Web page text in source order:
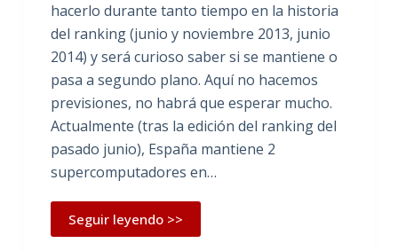
hacerlo durante tanto tiempo en la historia
del ranking (junio y noviembre 2013, junio
2014) y será curioso saber si se mantiene o
pasa a segundo plano. Aquí no hacemos
previsiones, no habrá que esperar mucho.
Actualmente (tras la edición del ranking del
pasado junio), España mantiene 2
supercomputadores en…
Seguir leyendo >>